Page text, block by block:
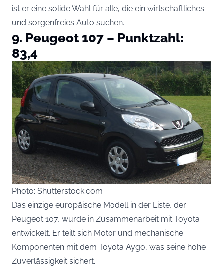
ist er eine solide Wahl für alle, die ein wirtschaftliches
und sorgenfreies Auto suchen.
9. Peugeot 107 – Punktzahl:
83,4
Photo: Shutterstock.com
Das einzige europäische Modell in der Liste, der
Peugeot 107, wurde in Zusammenarbeit mit Toyota
entwickelt. Er teilt sich Motor und mechanische
Komponenten mit dem Toyota Aygo, was seine hohe
Zuverlässigkeit sichert.